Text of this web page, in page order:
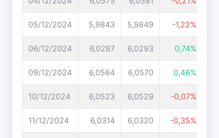
05/12/2024 5,9843 5,9849 -1,22%
06/12/2024 6,0287 6,0293 0,74%
09/12/2024 6,0564 6,0570 0,46%
10/12/2024 6,0523 6,0529 -0,07%
11/12/2024 6,0314 6,0320 -0,35%